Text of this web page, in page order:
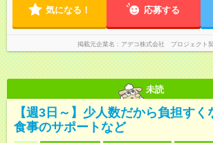
気になる！ 応募する
掲載元企業名 アデコ株式会社 プロジェクト
未読
【週3日～】少人数だから負担す
食事のサポートなど